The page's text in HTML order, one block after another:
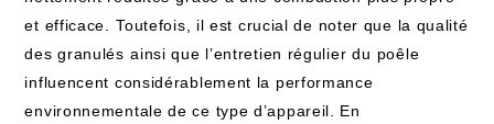
et efficace.⁢ Toutefois, il est crucial de noter que la qualité
des granulés ⁤ainsi que l’entretien régulier ‍du ⁤poêle
influencent considérablement la​ performance‌
environnementale de ce type d’appareil. En